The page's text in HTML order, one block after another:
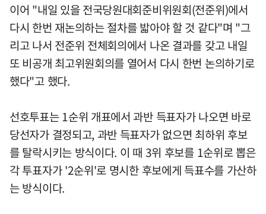
이어 "내일 있을 전국당원대회준비위원회(전준위)에서
다시 한번 재논의하는 절차를 밟아야 할 것 같다"며 "그
리고 나서 전준위 전체회의에서 나온 결과를 갖고 내일
또 비공개 최고위원회의를 열어서 다시 한번 논의하기로
했다"고 했다.
선호투표는 1순위 개표에서 과반 득표자가 나오면 바로
당선자가 결정되고, 과반 득표자가 없으면 최하위 후보
를 탈락시키는 방식이다. 이 때 3위 후보를 1순위로 뽑은
각 투표자가 '2순위'로 명시한 후보에게 득표수를 가산하
는 방식이다.